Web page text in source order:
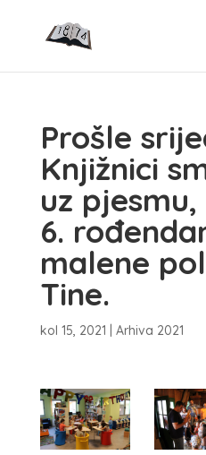
Prošle
Knjižnici
uz
6.
malene
Tine.
kol 15, 2021 Arhiva 2021